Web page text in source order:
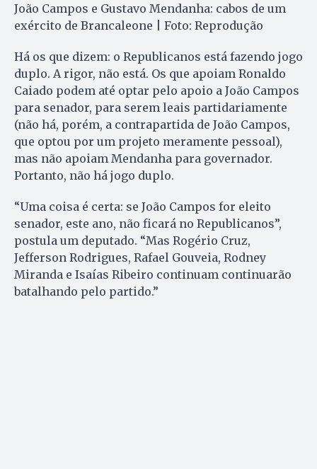
João Campos e Gustavo Mendanha: cabos de um
exército de Brancaleone | Foto: Reprodução
Há os que dizem: o Republicanos está fazendo jogo
duplo. A rigor, não está. Os que apoiam Ronaldo
Caiado podem até optar pelo apoio a João Campos
para senador, para serem leais partidariamente
(não há, porém, a contrapartida de João Campos,
que optou por um projeto meramente pessoal),
mas não apoiam Mendanha para governador.
Portanto, não há jogo duplo.
“Uma coisa é certa: se João Campos for eleito
senador, este ano, não ficará no Republicanos”,
postula um deputado. “Mas Rogério Cruz,
Jefferson Rodrigues, Rafael Gouveia, Rodney
Miranda e Isaías Ribeiro continuam continuarão
batalhando pelo partido.”